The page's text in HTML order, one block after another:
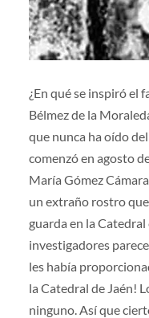
¿En qué se inspiró el
Bélmez de la
que nunca ha oído
comenzó en agosto
María Gómez
un extraño rostro que
guarda en la
investigadores
les había
la Catedral de Jaén!
ninguno. Así que